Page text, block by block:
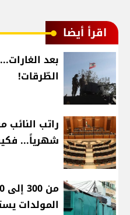
اقرأ أيضا
بعد
الطّرقات!
شهرياً...
المولدات